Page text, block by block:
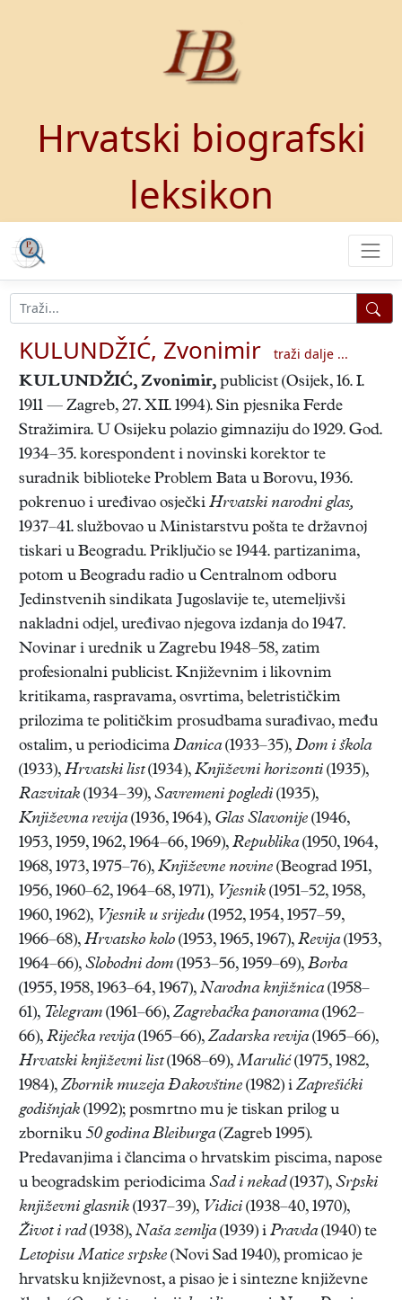
Hrvatski biografski
leksikon
KULUNDŽIĆ, Zvonimir
traži dalje ...
KULUNDŽIĆ, Zvonimir, publicist (Osijek, 16. I.
1911 — Zagreb, 27. XII. 1994). Sin pjesnika Ferde
Stražimira. U Osijeku polazio gimnaziju do 1929. God.
1934–35. korespondent i novinski korektor te
suradnik biblioteke Problem Bata u Borovu, 1936.
pokrenuo i uređivao osječki Hrvatski narodni glas,
1937–41. službovao u Ministarstvu pošta te državnoj
tiskari u Beogradu. Priključio se 1944. partizanima,
potom u Beogradu radio u Centralnom odboru
Jedinstvenih sindikata Jugoslavije te, utemeljivši
nakladni odjel, uređivao njegova izdanja do 1947.
Novinar i urednik u Zagrebu 1948–58, zatim
profesionalni publicist. Književnim i likovnim
kritikama, raspravama, osvrtima, beletrističkim
prilozima te političkim prosudbama surađivao, među
ostalim, u periodicima Danica(1933–35), Dom i škola
(1933), Hrvatski list(1934), Književni horizonti (1935),
Razvitak (1934–39), Savremeni pogledi (1935),
Književna revija(1936, 1964), Glas Slavonije (1946,
1953, 1959, 1962, 1964–66, 1969), Republika(1950, 1964,
1968, 1973, 1975–76), Književne novine (Beograd 1951,
1956, 1960–62, 1964–68, 1971), Vjesnik (1951–52, 1958,
1960, 1962), Vjesnik u srijedu (1952, 1954, 1957–59,
1966–68), Hrvatsko kolo (1953, 1965, 1967), Revija(1953,
1964–66), Slobodni dom (1953–56, 1959–69), Borba
(1955, 1958, 1963–64, 1967), Narodna knjižnica(1958–
61), Telegram (1961–66), Zagrebačka panorama(1962–
66), Riječka revija(1965–66), Zadarska revija(1965–66),
Hrvatski književni list(1968–69),Marulić (1975, 1982,
1984), Zbornik muzeja Đakovštine (1982) i Zaprešićki
godišnjak (1992); posmrtno mu je tiskan prilog u
zborniku 50 godina Bleiburga(Zagreb 1995).
Predavanjima i člancima o hrvatskim piscima, napose
u beogradskim periodicima Sad i nekad(1937), Srpski
književni glasnik (1937–39), Vidici (1938–40, 1970),
Život i rad(1938), Naša zemlja(1939) i Pravda(1940) te
Letopisu Matice srpske (Novi Sad 1940), promicao je
hrvatsku književnost, a pisao je i sintezne književne